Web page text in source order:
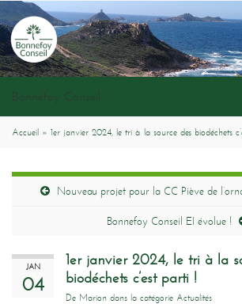
Bonnefoy Conseil
Accueil » 1er janvier 2024, le tri à la source des biodéchets
Nouveau projet pour la CC Piève de
Bonnefoy Conseil EI évolue !
JAN
04
1er janvier 2024, le tri à la
biodéchets c’est parti !
De Marion dans la catégorie Actualités